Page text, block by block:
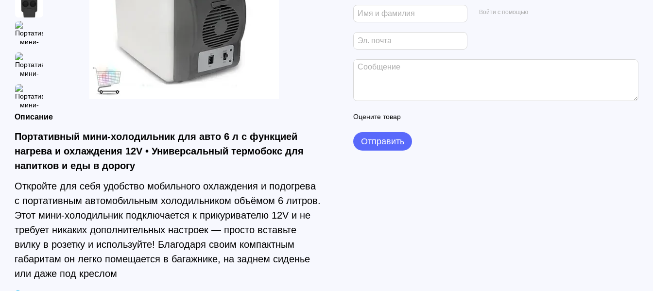
Описание
Портативный мини-холодильник для авто 6 л с функцией
нагрева и охлаждения 12V • Универсальный термобокс для
напитков и еды в дорогу
Откройте для себя удобство мобильного охлаждения и подогрева
с портативным автомобильным холодильником объёмом 6 литров.
Этот мини-холодильник подключается к прикуривателю 12V и не
требует никаких дополнительных настроек — просто вставьте
вилку в розетку и используйте! Благодаря своим компактным
габаритам он легко помещается в багажнике, на заднем сиденье
или даже под креслом
Войти с помощью
Оцените товар
Отправить